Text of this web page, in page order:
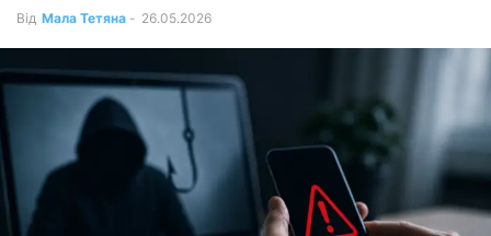
Від Мала Тетяна - 26.05.2026